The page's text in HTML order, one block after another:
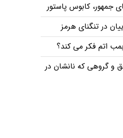
جمهور، کابوس پاستور
در تنگنای هرمز
اتم فکر می کند؟
و گروهی که نانشان در